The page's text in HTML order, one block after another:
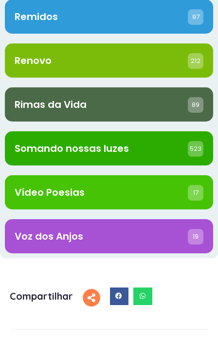
Remidos 97
Renovo 212
Rimas da Vida 89
Somando nossas luzes 523
Vídeo Poesias 17
Voz dos Anjos 19
Compartilhar